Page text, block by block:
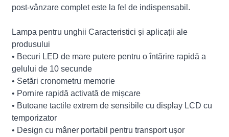
post-vânzare complet este la fel de indispensabil.
Lampa pentru unghii Caracteristici și aplicații ale
produsului
• Becuri LED de mare putere pentru o întărire rapidă a
gelului de 10 secunde
• Setări cronometru memorie
• Pornire rapidă activată de mișcare
• Butoane tactile extrem de sensibile cu display LCD cu
temporizator
• Design cu mâner portabil pentru transport ușor